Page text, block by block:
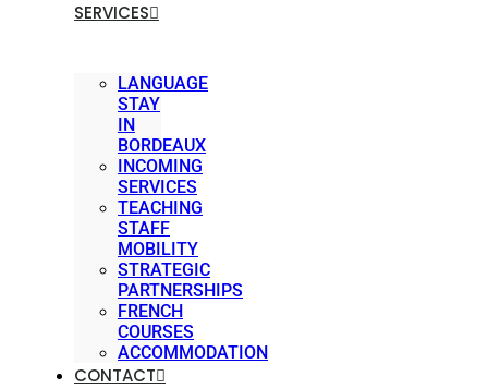
SERVICES
LANGUAGE
STAY
IN
BORDEAUX
INCOMING
SERVICES
TEACHING
STAFF
MOBILITY
STRATEGIC
PARTNERSHIPS
FRENCH
COURSES
ACCOMMODATION
CONTACT